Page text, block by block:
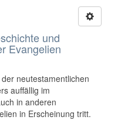
und
Evangelien
neutestamentlichen
auffällig im
in anderen
in Erscheinung tritt.